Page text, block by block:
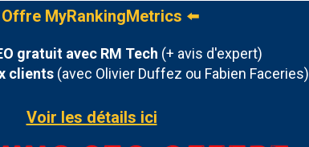
Offre MyRankingMetrics ⬅️
gratuit avec RM Tech (+ avis d'expert)
clients(avec Olivier Duffez ou Fabien Faceries)
Voir les détails ici